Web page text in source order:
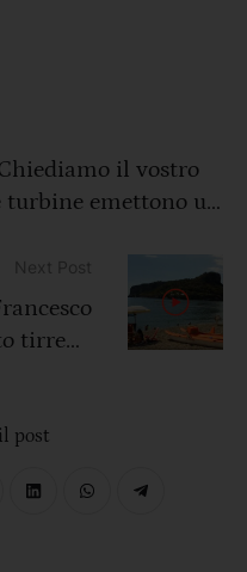
il vostro
turbine emettono un
tirreno
post